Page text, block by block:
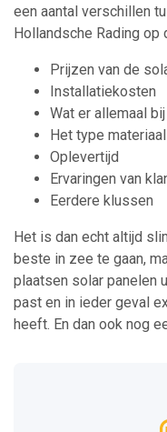
een aantal verschillen
Hollandsche Rading
Prijzen van de
Installatiekosten
Wat er allemaal
Het type
Oplevertijd
Ervaringen van
Eerdere klussen
Het is dan echt altijd
beste in zee te gaan,
plaatsen solar panelen
past en in ieder geval
heeft. En dan ook nog